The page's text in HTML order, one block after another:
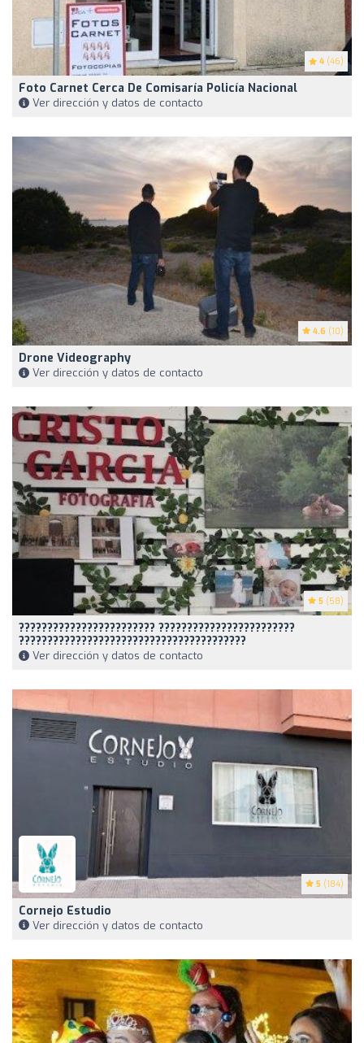
4 (46)
Foto Carnet Cerca De Comisaría Policía Nacional
Ver dirección y datos de contacto
4.6 (10)
Drone Videography
Ver dirección y datos de contacto
5 (58)
???????????????????????? ????????????????????????
????????????????????????????????????????
Ver dirección y datos de contacto
5 (184)
Cornejo Estudio
Ver dirección y datos de contacto